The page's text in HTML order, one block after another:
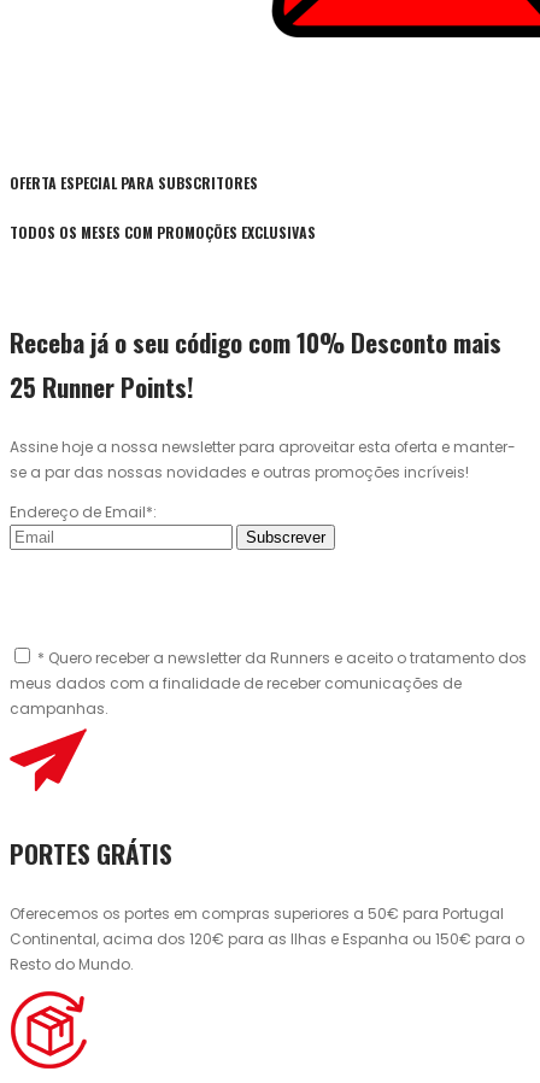
OFERTA ESPECIAL PARA SUBSCRITORES
TODOS OS MESES COM PROMOÇÕES EXCLUSIVAS
Receba já o seu código com 10% Desconto mais
25 Runner Points!
Assine hoje a nossa newsletter para aproveitar esta oferta e manter-
se a par das nossas novidades e outras promoções incríveis!
Endereço de Email*:
Subscrever
* Quero receber a newsletter da Runners e aceito o tratamento dos
meus dados com a finalidade de receber comunicações de
campanhas.
PORTES GRÁTIS
Oferecemos os portes em compras superiores a 50€ para Portugal
Continental, acima dos 120€ para as Ilhas e Espanha ou 150€ para o
Resto do Mundo.